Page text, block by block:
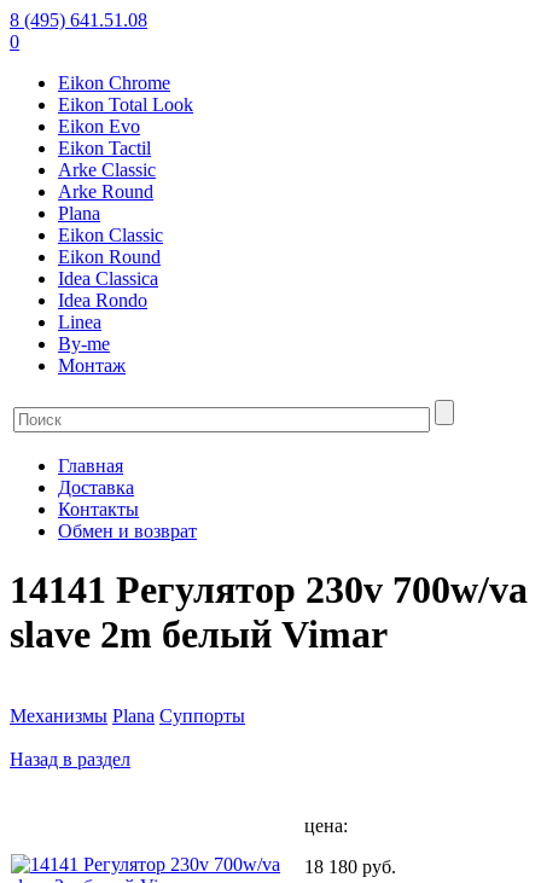
8 (495) 641.51.08
0
Eikon Chrome
Eikon Total Look
Eikon Evo
Eikon Tactil
Arke Classic
Arke Round
Plana
Eikon Classic
Eikon Round
Idea Classica
Idea Rondo
Linea
By-me
Монтаж
Главная
Доставка
Контакты
Обмен и возврат
14141 Регулятор 230v 700w/va
slave 2m белый Vimar
Механизмы Plana Суппорты
Назад в раздел
цена:
18 180 руб.